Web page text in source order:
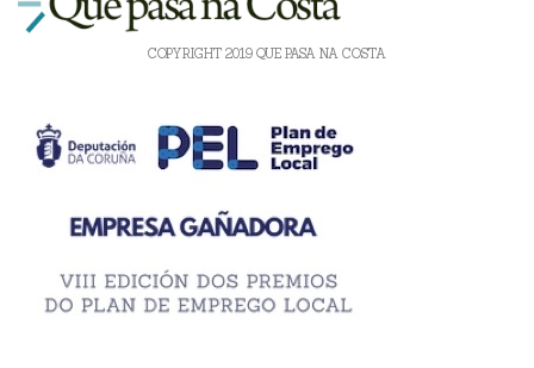
COPYRIGHT 2019 QUE PASA NA COSTA